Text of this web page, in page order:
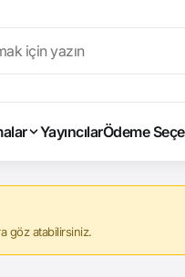
YayıncılarÖdeme
göz atabilirsiniz.